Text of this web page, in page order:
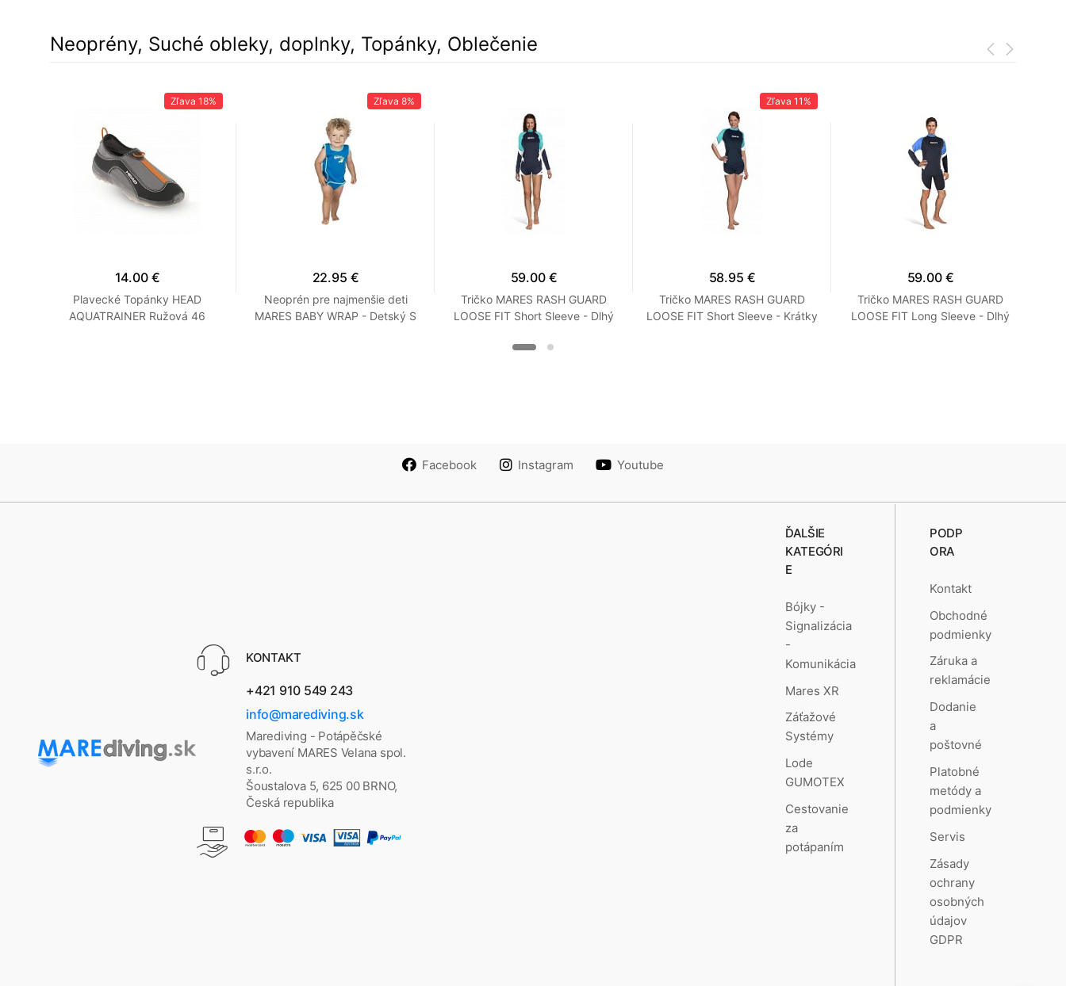
Neoprény, Suché obleky, doplnky, Topánky, Oblečenie
Zľava 18%
14.00 €
Plavecké Topánky HEAD
AQUATRAINER Ružová 46
Zľava 8%
22.95 €
Neoprén pre najmenšie deti
MARES BABY WRAP - Detský S
59.00 €
Tričko MARES RASH GUARD
LOOSE FIT Short Sleeve - Dlhý
XXS Tyrkysová
Zľava 11%
58.95 €
Tričko MARES RASH GUARD
LOOSE FIT Short Sleeve - Krátky
59.00 €
Tričko MARES RASH GUARD
LOOSE FIT Long Sleeve - Dlhý
Facebook Instagram Youtube
KONTAKT
+421 910 549 243
info@marediving.sk
Marediving - Potápěčské
vybavení MARES Velana spol.
s.r.o.
Šoustalova 5, 625 00 BRNO,
Česká republika
ĎALŠIE
KATEGÓRI
E
Bójky -
Signalizácia
-
Komunikácia
Mares XR
Záťažové
Systémy
Lode
GUMOTEX
Cestovanie
za
potápaním
PODP
ORA
Kontakt
Obchodné
podmienky
Záruka a
reklamácie
Dodanie
a
poštovné
Platobné
metódy a
podmienky
Servis
Zásady
ochrany
osobných
údajov
GDPR